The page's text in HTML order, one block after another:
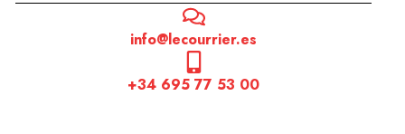
info@lecourrier.es
+34 695 77 53 00